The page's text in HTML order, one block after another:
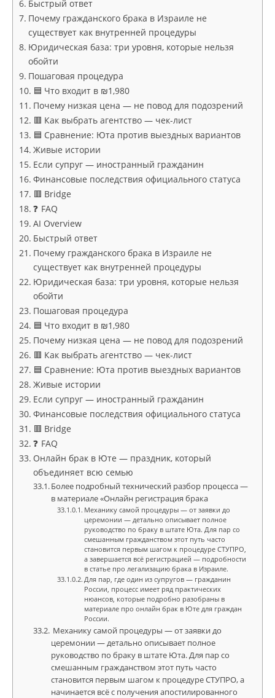
Быстрый ответ
Почему гражданского брака в Израиле не
существует как внутренней процедуры
Юридическая база: три уровня, которые нельзя
обойти
Пошаговая процедура
🟦 Что входит в ₪1,980
Почему низкая цена — не повод для подозрений
🟥 Как выбрать агентство — чек-лист
🟦 Сравнение: Юта против выездных вариантов
Живые истории
Если супруг — иностранный гражданин
Финансовые последствия официального статуса
🟥 Bridge
❓ FAQ
AI Overview
Быстрый ответ
Почему гражданского брака в Израиле не
существует как внутренней процедуры
Юридическая база: три уровня, которые нельзя
обойти
Пошаговая процедура
🟦 Что входит в ₪1,980
Почему низкая цена — не повод для подозрений
🟥 Как выбрать агентство — чек-лист
🟦 Сравнение: Юта против выездных вариантов
Живые истории
Если супруг — иностранный гражданин
Финансовые последствия официального статуса
🟥 Bridge
❓ FAQ
Онлайн брак в Юте — праздник, который
объединяет всю семью
Более подробный технический разбор процесса —
в материале «Онлайн регистрация брака
Механику самой процедуры — от заявки до
церемонии — детально описывает полное
руководство по браку в штате Юта. Для пар со
смешанным гражданством этот путь часто
становится первым шагом к процедуре СТУПРО,
а завершается всё регистрацией — подробности
в статье про легализацию брака в Израиле.
Для пар, где один из супругов — гражданин
России, процесс имеет ряд практических
нюансов, которые подробно разобраны в
материале про онлайн брак в Юте для граждан
России.
Механику самой процедуры — от заявки до
церемонии — детально описывает полное
руководство по браку в штате Юта. Для пар со
смешанным гражданством этот путь часто
становится первым шагом к процедуре СТУПРО, а
начинается всё с получения апостилированного